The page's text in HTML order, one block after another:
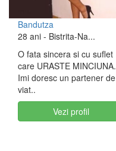
Bandutza
28 ani - Bistrita-Na...
O fata sincera si cu suflet
care URASTE MINCIUNA.
Imi doresc un partener de
viat..
Vezi profil